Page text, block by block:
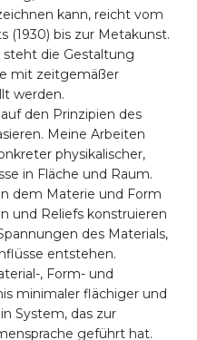
kann, reicht vom
(1930) bis zur Metakunst.
die Gestaltung
mit zeitgemäßer
werden.
den Prinzipien des
Meine Arbeiten
physikalischer,
in Fläche und Raum.
dem Materie und Form
und Reliefs konstruieren
des Materials,
entstehen.
, Form- und
minimaler flächiger und
System, das zur
geführt hat.